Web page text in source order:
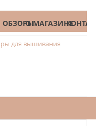
ОБЗОРЫО МАГАЗИНЕ
для вышивания